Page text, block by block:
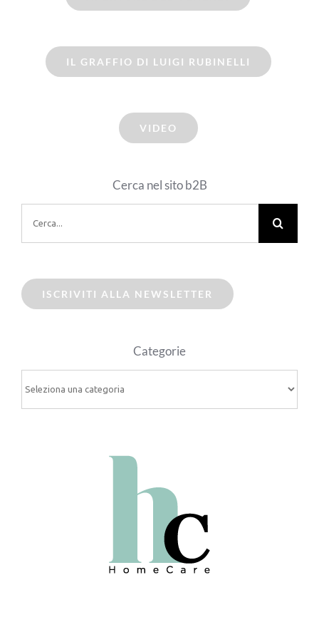
IL GRAFFIO DI LUIGI RUBINELLI
VIDEO
Cerca nel sito b2B
per:
ISCRIVITI ALLA NEWSLETTER
Categorie